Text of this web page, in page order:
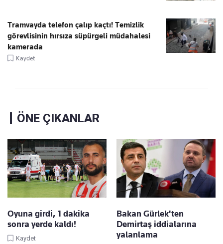
Tramvayda telefon çalıp kaçtı! Temizlik
görevlisinin hırsıza süpürgeli müdahalesi
kamerada
Kaydet
ÖNE ÇIKANLAR
Oyuna girdi, 1 dakika
sonra yerde kaldı!
Kaydet
Bakan Gürlek'ten
Demirtaş iddialarına
yalanlama